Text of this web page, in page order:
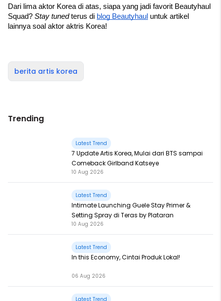
Dari lima aktor Korea di atas, siapa yang jadi favorit Beautyhaul
Squad? Stay tuned terus di blog Beautyhaul untuk artikel
lainnya soal aktor aktris Korea!
berita artis korea
Trending
Latest Trend
7 Update Artis Korea, Mulai dari BTS sampai
Comeback Girlband Katseye
10 Aug 2026
Latest Trend
Intimate Launching Guele Stay Primer &
Setting Spray di Teras by Plataran
10 Aug 2026
Latest Trend
In this Economy, Cintai Produk Lokal!
06 Aug 2026
Latest Trend